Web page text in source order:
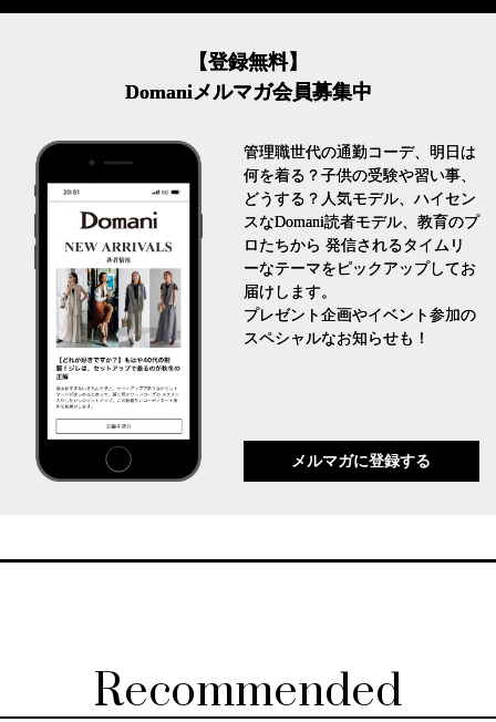
【登録無料】
Domaniメルマガ会員募集中
管理職世代の通勤コーデ、明日は
何を着る？子供の受験や習い事、
どうする？人気モデル、ハイセン
スなDomani読者モデル、教育のプ
ロたちから 発信されるタイムリ
ーなテーマをピックアップしてお
届けします。
プレゼント企画やイベント参加の
スペシャルなお知らせも！
メルマガに登録する
Recommended